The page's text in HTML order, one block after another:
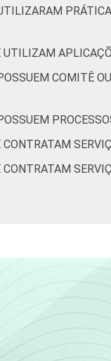
UTILIZAM
COMITÊ